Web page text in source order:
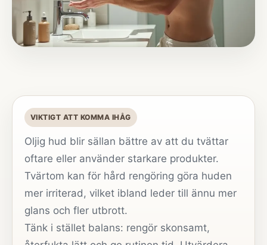
VIKTIGT ATT KOMMA IHÅG
Oljig hud blir sällan bättre av att du tvättar
oftare eller använder starkare produkter.
Tvärtom kan för hård rengöring göra huden
mer irriterad, vilket ibland leder till ännu mer
glans och fler utbrott.
Tänk i stället balans: rengör skonsamt,